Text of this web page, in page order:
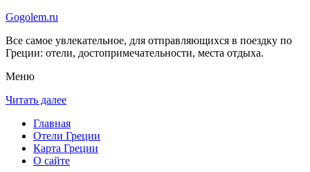
Gogolem.ru
Все самое увлекательное, для отправляющихся в поездку по
Греции: отели, достопримечательности, места отдыха.
Меню
Читать далее
Главная
Отели Греции
Карта Греции
О сайте